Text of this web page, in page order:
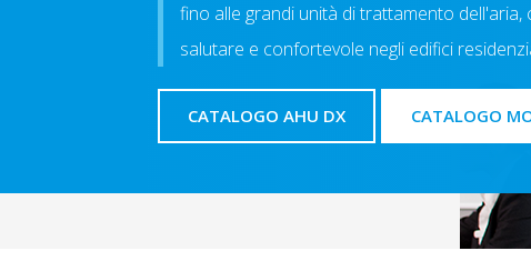
fino alle grandi unità di trattamento
salutare e confortevole negli edifici
CATALOGO AHU DX CATALOGO